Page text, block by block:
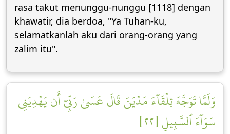
rasa takut menunggu-nunggu [1118] dengan
khawatir, dia berdoa, "Ya Tuhan-ku,
selamatkanlah aku dari orang-orang yang
zalim itu".
وَلَمَّا تَوَجَّهَ تِلۡقَآءَ مَدۡيَنَ قَالَ عَسَىٰ رَبِّيٓ أَن يَهۡدِيَنِي
سَوَآءَ ٱلسَّبِيلِ [٢٢]